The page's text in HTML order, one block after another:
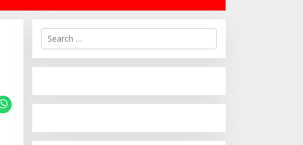
Search
for: